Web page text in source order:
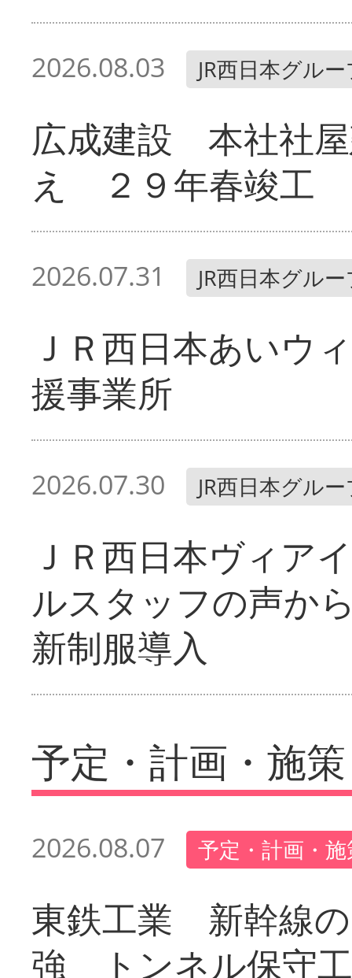
2026.08.03 JR西日本グル
広成建設 本社社
え ２９年春竣工
2026.07.31 JR西日本グル
ＪＲ西日本あいウ
援事業所
2026.07.30 JR西日本グル
ＪＲ西日本ヴィア
ルスタッフの声か
新制服導入
予定・計画・施策
2026.08.07 予定・計画・
東鉄工業 新幹線
強 トンネル保守